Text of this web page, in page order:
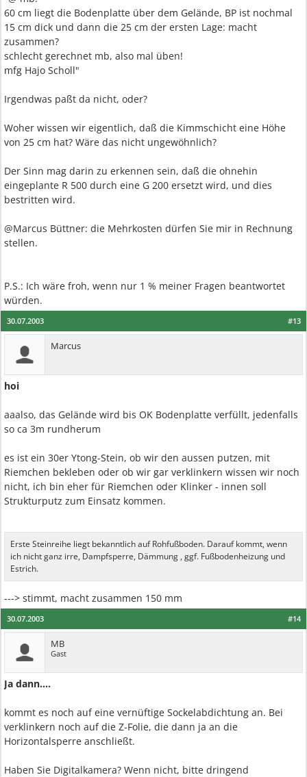
60 cm liegt die Bodenplatte über dem Gelände, BP ist nochmal
15 cm dick und dann die 25 cm der ersten Lage: macht
zusammen?
schlecht gerechnet mb, also mal üben!
mfg Hajo Scholl"
Irgendwas paßt da nicht, oder?
Woher wissen wir eigentlich, daß die Kimmschicht eine Höhe
von 25 cm hat? Wäre das nicht ungewöhnlich?
Der Sinn mag darin zu erkennen sein, daß die ohnehin
eingeplante R 500 durch eine G 200 ersetzt wird, und dies
bestritten wird.
@Marcus Büttner: die Mehrkosten dürfen Sie mir in Rechnung
stellen.
P.S.: Ich wäre froh, wenn nur 1 % meiner Fragen beantwortet
würden.
#13
30.07.2003
Marcus
hoi
aaalso, das Gelände wird bis OK Bodenplatte verfüllt, jedenfalls
so ca 3m rundherum
es ist ein 30er Ytong-Stein, ob wir den aussen putzen, mit
Riemchen bekleben oder ob wir gar verklinkern wissen wir noch
nicht, ich bin eher für Riemchen oder Klinker - innen soll
Strukturputz zum Einsatz kommen.
Erste Steinreihe liegt bekanntlich auf Rohfußboden. Darauf kommt, wenn
ich nicht ganz irre, Dampfsperre, Dämmung , ggf. Fußbodenheizung und
Estrich.
---> stimmt, macht zusammen 150 mm
#14
30.07.2003
MB
Gast
Ja dann....
kommt es noch auf eine vernüftige Sockelabdichtung an. Bei
verklinkern noch auf die Z-Folie, die dann ja an die
Horizontalsperre anschließt.
Haben Sie Digitalkamera? Wenn nicht, bitte dringend